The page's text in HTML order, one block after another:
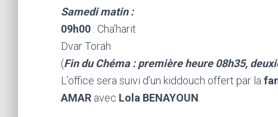
Samedi matin :
09h00 : Cha’harit
Dvar Torah
(Fin du Chéma : première heure 08h35,
L’office sera suivi d’un kiddouch offert par la
AMAR avec Lola BENAYOUN